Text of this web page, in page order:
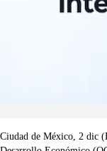
Ciudad de México, 2 dic